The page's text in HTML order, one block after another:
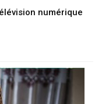
numérique